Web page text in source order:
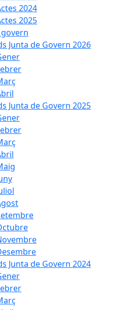
2024
2025
govern
Junta de Govern 2026
Junta de Govern 2025
Junta de Govern 2024